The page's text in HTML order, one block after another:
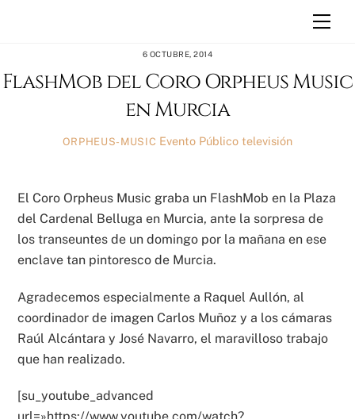
6 OCTUBRE, 2014
FlashMob del Coro Orpheus Music
en Murcia
ORPHEUS-MUSIC Evento Público televisión
El Coro Orpheus Music graba un FlashMob en la Plaza
del Cardenal Belluga en Murcia, ante la sorpresa de
los transeuntes de un domingo por la mañana en ese
enclave tan pintoresco de Murcia.
Agradecemos especialmente a Raquel Aullón, al
coordinador de imagen Carlos Muñoz y a los cámaras
Raúl Alcántara y José Navarro, el maravilloso trabajo
que han realizado.
[su_youtube_advanced